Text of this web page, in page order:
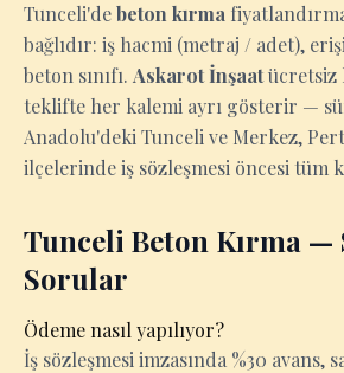
Tunceli'debeton kırma
bağlıdır: iş hacmi (metraj / adet),
beton sınıfı. Askarot İnşaatücretsiz
teklifte her kalemi ayrı gösterir —
Anadolu'deki Tunceli ve Merkez,
ilçelerinde iş sözleşmesi öncesi tüm
Tunceli Beton Kırma —
Sorular
Ödeme nasıl yapılıyor?
İş sözleşmesi imzasında %30 avans,